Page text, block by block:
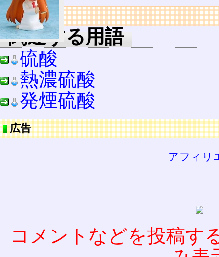
リンク
関連する用語
硫酸
熱濃硫酸
発煙硫酸
広告
アフィリ
コメントなどを投稿す